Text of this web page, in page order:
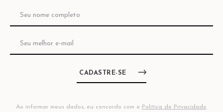
CADASTRE-SE
Ao informar meus dados, eu concordo com a Política de Privacidade.